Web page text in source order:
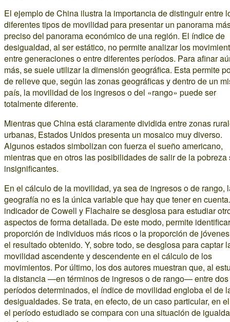
El ejemplo de China ilustra la importancia de distinguir entre
diferentes tipos de movilidad para presentar un panorama
preciso del panorama económico de una región. El índice de
desigualdad, al ser estático, no permite analizar los
entre generaciones o entre diferentes períodos. Para afinar
más, se suele utilizar la dimensión geográfica. Esta permite
de relieve que, según las zonas geográficas y dentro de un
país, la movilidad de los ingresos o del «rango» puede ser
totalmente diferente.
Mientras que China está claramente dividida entre zonas
urbanas, Estados Unidos presenta un mosaico muy diverso.
Algunos estados simbolizan con fuerza el sueño americano,
mientras que en otros las posibilidades de salir de la pobreza
insignificantes.
En el cálculo de la movilidad, ya sea de ingresos o de rango,
geografía no es la única variable que hay que tener en
indicador de Cowell y Flachaire se desglosa para estudiar
aspectos de forma detallada. De este modo, permite
proporción de individuos más ricos o la proporción de
el resultado obtenido. Y, sobre todo, se desglosa para captar
movilidad ascendente y descendente en el cálculo de los
movimientos. Por último, los dos autores muestran que, al
la distancia —en términos de ingresos o de rango— entre dos
períodos determinados, el índice de movilidad engloba el de
desigualdades. Se trata, en efecto, de un caso particular, en
el período estudiado se compara con una situación de